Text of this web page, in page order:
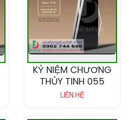
KỶ NIỆM CHƯƠNG
THỦY TINH 055
LIÊN HỆ